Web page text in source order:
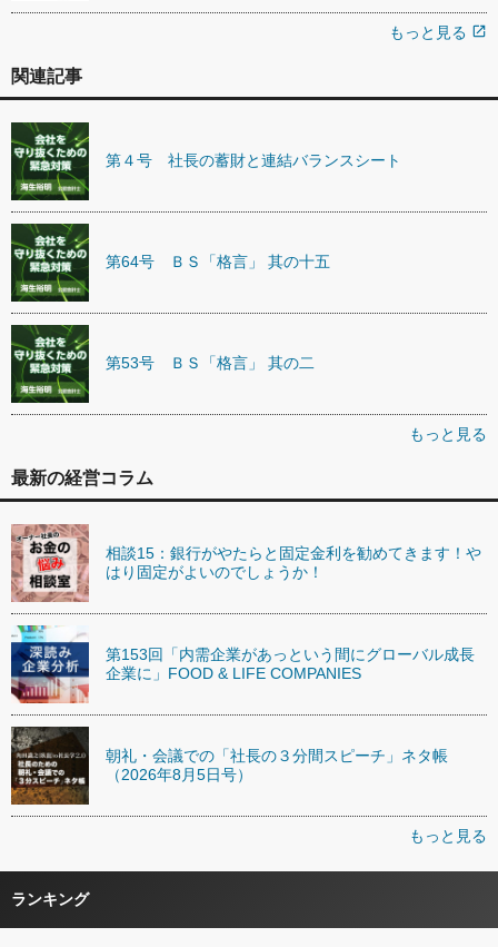
もっと見る open_in_new
関連記事
第４号 社長の蓄財と連結バランスシート
第64号 ＢＳ「格言」 其の十五
第53号 ＢＳ「格言」 其の二
もっと見る
最新の経営コラム
相談15：銀行がやたらと固定金利を勧めてきます！や
はり固定がよいのでしょうか！
第153回「内需企業があっという間にグローバル成長
企業に」FOOD & LIFE COMPANIES
朝礼・会議での「社長の３分間スピーチ」ネタ帳
（2026年8月5日号）
もっと見る
ランキング